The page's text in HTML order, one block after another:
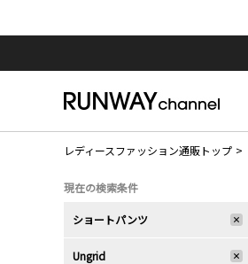
レディースファッション通販トップ
現在の検索条件
ショートパンツ
Ungrid